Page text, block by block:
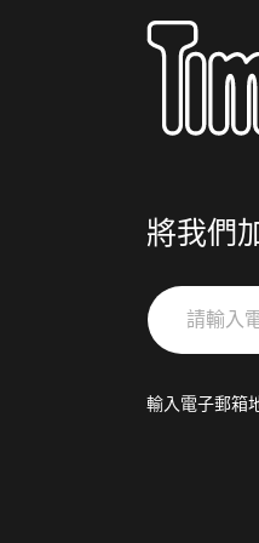
將我們
請
輸
郵
輸入電子郵箱